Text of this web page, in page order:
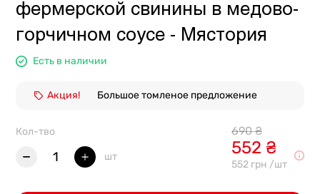
фермерской свинины в медово-
горчичном соусе - Мястория
Есть в наличии
Акция! Большое томленое предложение
Кол-тво
1 шт
690 ₴
552 ₴
552 грн /шт